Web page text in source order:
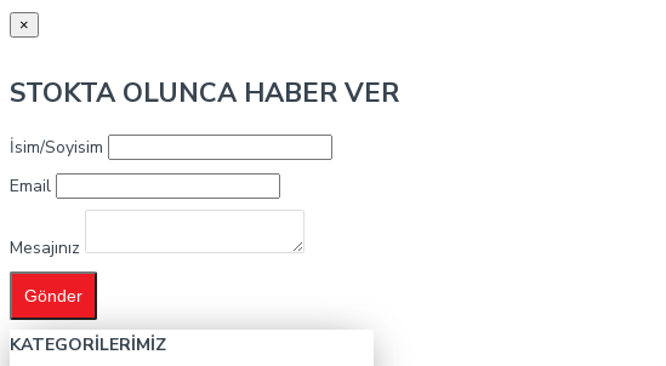
×
STOKTA OLUNCA HABER VER
İsim/Soyisim
Email
Mesajınız
Gönder
KATEGORILERIMIZ